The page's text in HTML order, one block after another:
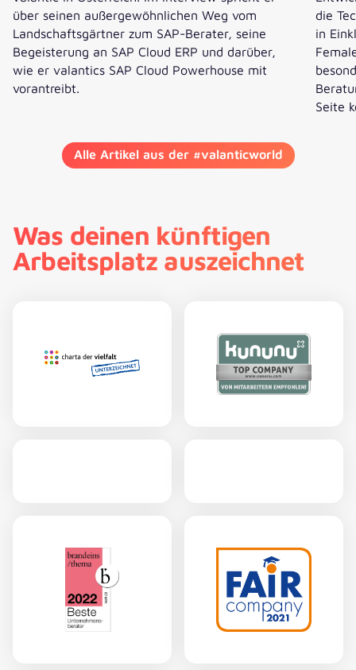
über seinen außergewöhnlichen Weg vom
Landschaftsgärtner zum SAP-Berater, seine
Begeisterung an SAP Cloud ERP und darüber,
wie er valantics SAP Cloud Powerhouse mit
vorantreibt.
die
in
Seite
Alle Artikel aus der #valanticworld
Was deinen künftigen
Arbeitsplatz auszeichnet